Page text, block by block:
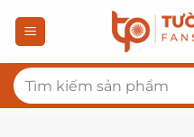
qua
dung
Tìm
kiếm: